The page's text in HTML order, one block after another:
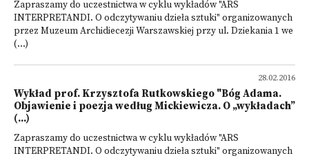
Zapraszamy do uczestnictwa w cyklu wykładów "ARS
INTERPRETANDI. O odczytywaniu dzieła sztuki" organizowanych
przez Muzeum Archidiecezji Warszawskiej przy ul. Dziekania 1 we
(...)
28.02.2016
Wykład prof. Krzysztofa Rutkowskiego "Bóg Adama.
Objawienie i poezja według Mickiewicza. O „wykładach”
(...)
Zapraszamy do uczestnictwa w cyklu wykładów "ARS
INTERPRETANDI. O odczytywaniu dzieła sztuki" organizowanych